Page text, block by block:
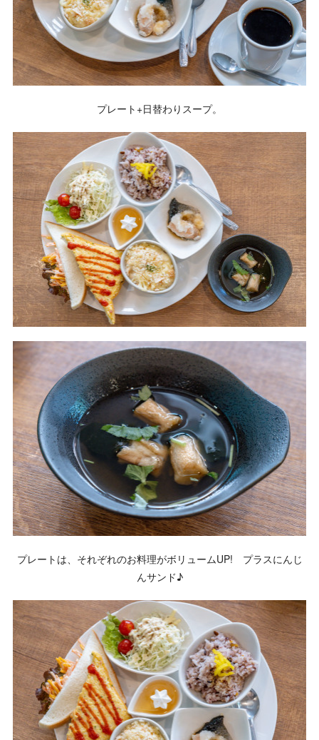
プレート+日替わりスープ。
プレートは、それぞれのお料理がボリュームUP! プラスにんじ
んサンド♪